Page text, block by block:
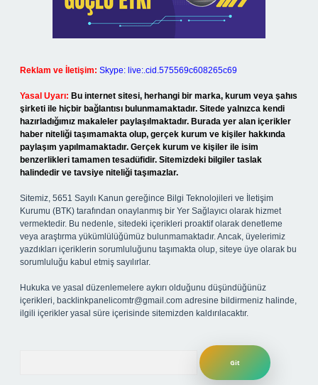
Reklam ve İletişim: Skype: live:.cid.575569c608265c69
Yasal Uyarı: Bu internet sitesi, herhangi bir marka, kurum veya şahıs
şirketi ile hiçbir bağlantısı bulunmamaktadır. Sitede yalnızca kendi
hazırladığımız makaleler paylaşılmaktadır. Burada yer alan içerikler
haber niteliği taşımamakta olup, gerçek kurum ve kişiler hakkında
paylaşım yapılmamaktadır. Gerçek kurum ve kişiler ile isim
benzerlikleri tamamen tesadüfidir. Sitemizdeki bilgiler taslak
halindedir ve tavsiye niteliği taşımazlar.
Sitemiz, 5651 Sayılı Kanun gereğince Bilgi Teknolojileri ve İletişim
Kurumu (BTK) tarafından onaylanmış bir Yer Sağlayıcı olarak hizmet
vermektedir. Bu nedenle, sitedeki içerikleri proaktif olarak denetleme
veya araştırma yükümlülüğümüz bulunmamaktadır. Ancak, üyelerimiz
yazdıkları içeriklerin sorumluluğunu taşımakta olup, siteye üye olarak bu
sorumluluğu kabul etmiş sayılırlar.
Hukuka ve yasal düzenlemelere aykırı olduğunu düşündüğünüz
içerikleri, backlinkpanelicomtr@gmail.com adresine bildirmeniz halinde,
ilgili içerikler yasal süre içerisinde sitemizden kaldırılacaktır.